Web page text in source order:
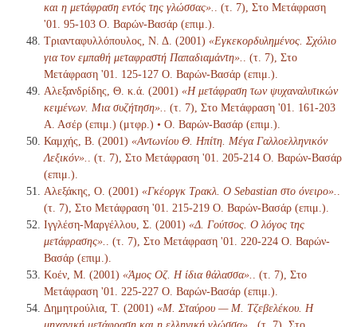
και η μετάφραση εντός της γλώσσας».
. (τ. 7), Στο Μετάφραση
'01. 95-103 Ο. Βαρών-Βασάρ (επιμ.).
Τριανταφυλλόπουλος, Ν. Δ. (2001) «Εγκεκορδυλημένος. Σχόλιο
για τον εμπαθή μεταφραστή Παπαδιαμάντη».
. (τ. 7), Στο
Μετάφραση '01. 125-127 Ο. Βαρών-Βασάρ (επιμ.).
Αλεξανδρίδης, Θ. κ.ά. (2001) «Η μετάφραση των ψυχαναλυτικών
κειμένων. Μια συζήτηση».
. (τ. 7), Στο Μετάφραση '01. 161-203
Α. Ασέρ (επιμ.) (μτφρ.) • Ο. Βαρών-Βασάρ (επιμ.).
Καμχής, Β. (2001) «Αντωνίου Θ. Ηπίτη. Μέγα Γαλλοελληνικόν
Λεξικόν».
. (τ. 7), Στο Μετάφραση '01. 205-214 Ο. Βαρών-Βασάρ
(επιμ.).
Αλεξάκης, Ο. (2001) «Γκέοργκ Τρακλ. Ο Sebastian στο όνειρο».
(τ. 7), Στο Μετάφραση '01. 215-219 Ο. Βαρών-Βασάρ (επιμ.).
Ιγγλέση-Μαργέλλου, Σ. (2001) «Δ. Γούτσος. Ο λόγος της
μετάφρασης».
. (τ. 7), Στο Μετάφραση '01. 220-224 Ο. Βαρών-
Βασάρ (επιμ.).
Κοέν, Μ. (2001) «Άμος Οζ. Η ίδια θάλασσα».
. (τ. 7), Στο
Μετάφραση '01. 225-227 Ο. Βαρών-Βασάρ (επιμ.).
Δημητρούλια, Τ. (2001) «Μ. Σταύρου — Μ. Τζεβελέκου. Η